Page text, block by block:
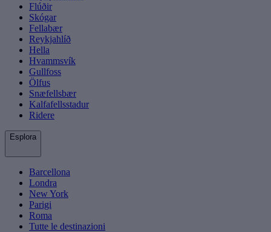
Flúðir
Skógar
Fellabær
Reykjahlíð
Hella
Hvammsvík
Gullfoss
Ölfus
Snæfellsbær
Kalfafellsstadur
Ridere
Esplora
Barcellona
Londra
New York
Parigi
Roma
Tutte le destinazioni